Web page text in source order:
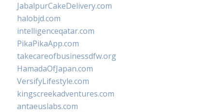
JabalpurCakeDelivery.com
halobjd.com
intelligenceqatar.com
PikaPikaApp.com
takecareofbusinessdfw.org
HamadaOfJapan.com
VersifyLifestyle.com
kingscreekadventures.com
antaeuslabs.com